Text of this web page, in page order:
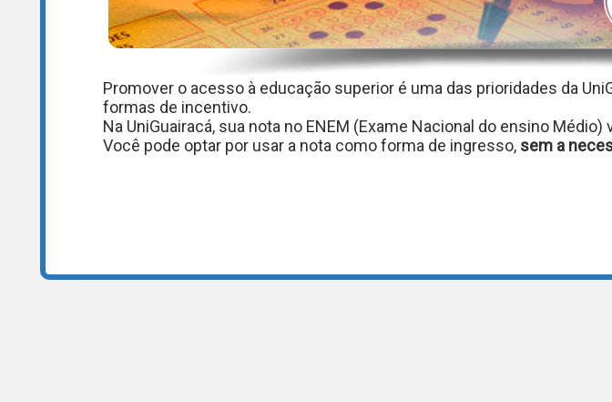
​​​​​​​Promover o acesso à educação superior é uma das prioridades da
formas de incentivo.
Na UniGuairacá, sua nota no ENEM (Exame Nacional do ensino Médio)
​​​​​​​Você pode optar por usar a nota como forma de ingresso, sem a